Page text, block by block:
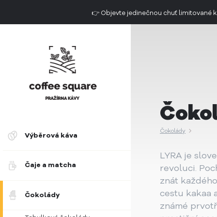
👉 Objevte jedinečnou chuť limitované
Doručení do 2. dne už od 49
Čokolády
LYRA je
revoluci.
znát
cestu kakaa
známé
Výběrová káva
Čaje a matcha
Čokolády